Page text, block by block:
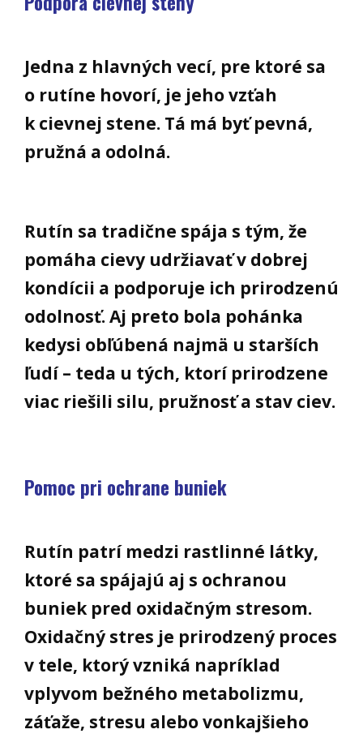
Jedna z hlavných vecí, pre ktoré sa
o rutíne hovorí, je jeho vzťah
k cievnej stene. Tá má byť pevná,
pružná a odolná.
Rutín sa tradične spája s tým, že
pomáha cievy udržiavať v dobrej
kondícii a podporuje ich prirodzenú
odolnosť. Aj preto bola pohánka
kedysi obľúbená najmä u starších
ľudí – teda u tých, ktorí prirodzene
viac riešili silu, pružnosť a stav ciev.
Pomoc pri ochrane buniek
Rutín patrí medzi rastlinné látky,
ktoré sa spájajú aj s ochranou
buniek pred oxidačným stresom.
Oxidačný stres je prirodzený proces
v tele, ktorý vzniká napríklad
vplyvom bežného metabolizmu,
záťaže, stresu alebo vonkajšieho